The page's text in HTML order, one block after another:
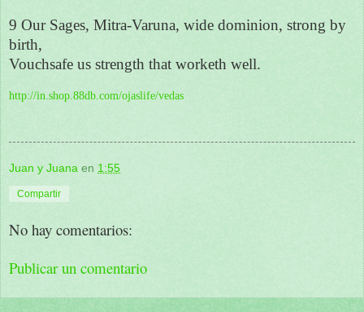
9 Our Sages, Mitra-Varuna, wide dominion, strong by
birth,
Vouchsafe us strength that worketh well.
http://in.shop.88db.com/ojaslife/vedas
Juan y Juana en 1:55
Compartir
No hay comentarios:
Publicar un comentario